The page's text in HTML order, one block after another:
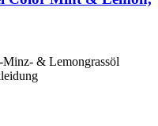
& Lemongrassöl